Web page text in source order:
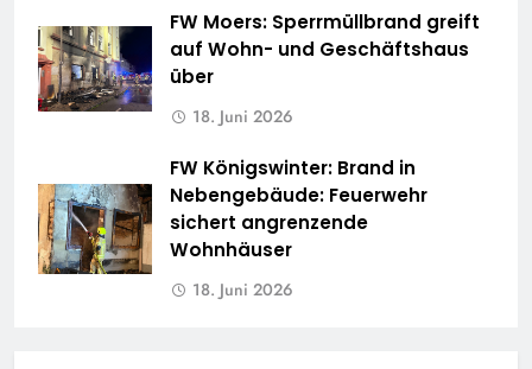
FW Moers: Sperrmüllbrand greift
auf Wohn- und Geschäftshaus
über
18. Juni 2026
FW Königswinter: Brand in
Nebengebäude: Feuerwehr
sichert angrenzende
Wohnhäuser
18. Juni 2026